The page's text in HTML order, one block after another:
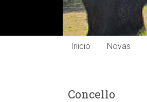
Inicio Novas
Concello